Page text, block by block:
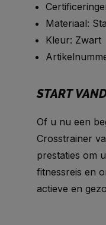
Materiaal:
Kleur: Zwart
START
Of u nu een
Crosstrainer
prestaties om
fitnessreis en
actieve en